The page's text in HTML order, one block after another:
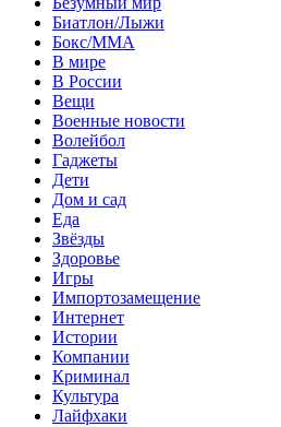
Биатлон/Лыжи
Бокс/MMA
В мире
В России
Вещи
Военные новости
Волейбол
Гаджеты
Дети
Дом и сад
Еда
Звёзды
Здоровье
Игры
Импортозамещение
Интернет
Истории
Компании
Криминал
Культура
Лайфхаки